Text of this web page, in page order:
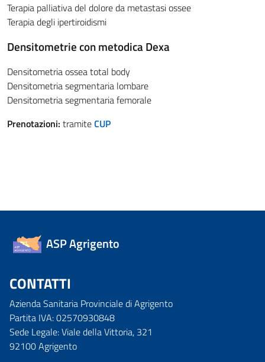
Terapia palliativa del dolore da metastasi ossee
Terapia degli ipertiroidismi
Densitometrie con metodica Dexa
Densitometria ossea total body
Densitometria segmentaria lombare
Densitometria segmentaria femorale
Prenotazioni: tramiteCUP
ASP Agrigento
CONTATTI
Azienda Sanitaria Provinciale di Agrigento
Partita IVA: 02570930848
Sede Legale: Viale della Vittoria, 321
92100 Agrigento